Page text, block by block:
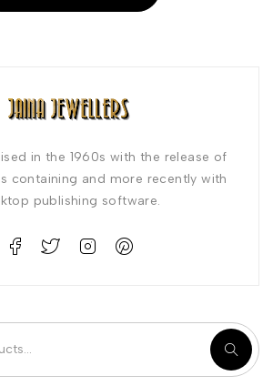
in the 1960s with the release of
containing and more recently with
publishing software.